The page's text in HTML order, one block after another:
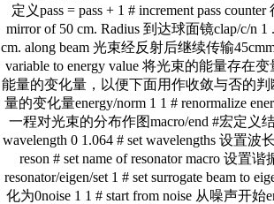
定义pass = pass + 1 # increment pass
mirror of 50 cm. Radius 到达球面镜clap/c/n 1
cm. along beam 光束经反射后继续传输
variable to energy value 将光束的能量存在
能量的变化量，以便下面用作收敛与否的判
量的变化量energy/norm 1 1 # renormalize
一程对光束的分布作图macro/end #宏定义
wavelength 0 1.064 # set wavelengths 设置波
reson # set name of resonator macro 设置
resonator/eigen/set 1 # set surrogate beam to
化为0noise 1 1 # start from noise 从噪声开始